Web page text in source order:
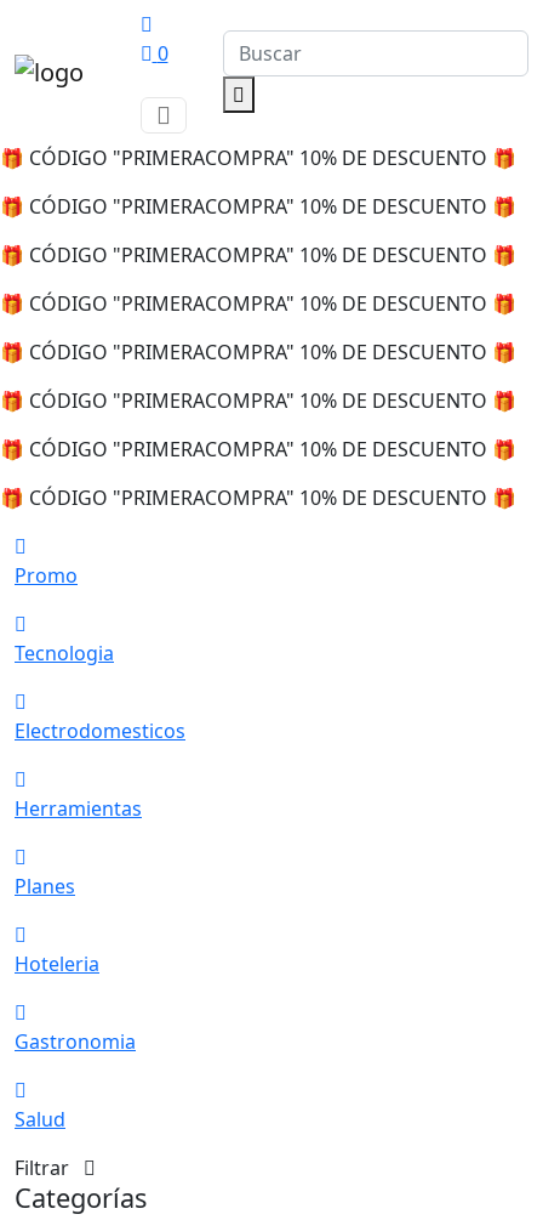
0
🎁 CÓDIGO "PRIMERACOMPRA" 10% DE DESCUENTO 🎁
🎁 CÓDIGO "PRIMERACOMPRA" 10% DE DESCUENTO 🎁
🎁 CÓDIGO "PRIMERACOMPRA" 10% DE DESCUENTO 🎁
🎁 CÓDIGO "PRIMERACOMPRA" 10% DE DESCUENTO 🎁
🎁 CÓDIGO "PRIMERACOMPRA" 10% DE DESCUENTO 🎁
🎁 CÓDIGO "PRIMERACOMPRA" 10% DE DESCUENTO 🎁
🎁 CÓDIGO "PRIMERACOMPRA" 10% DE DESCUENTO 🎁
🎁 CÓDIGO "PRIMERACOMPRA" 10% DE DESCUENTO 🎁
Promo
Tecnologia
Electrodomesticos
Herramientas
Planes
Hoteleria
Gastronomia
Salud
Filtrar
Categorías